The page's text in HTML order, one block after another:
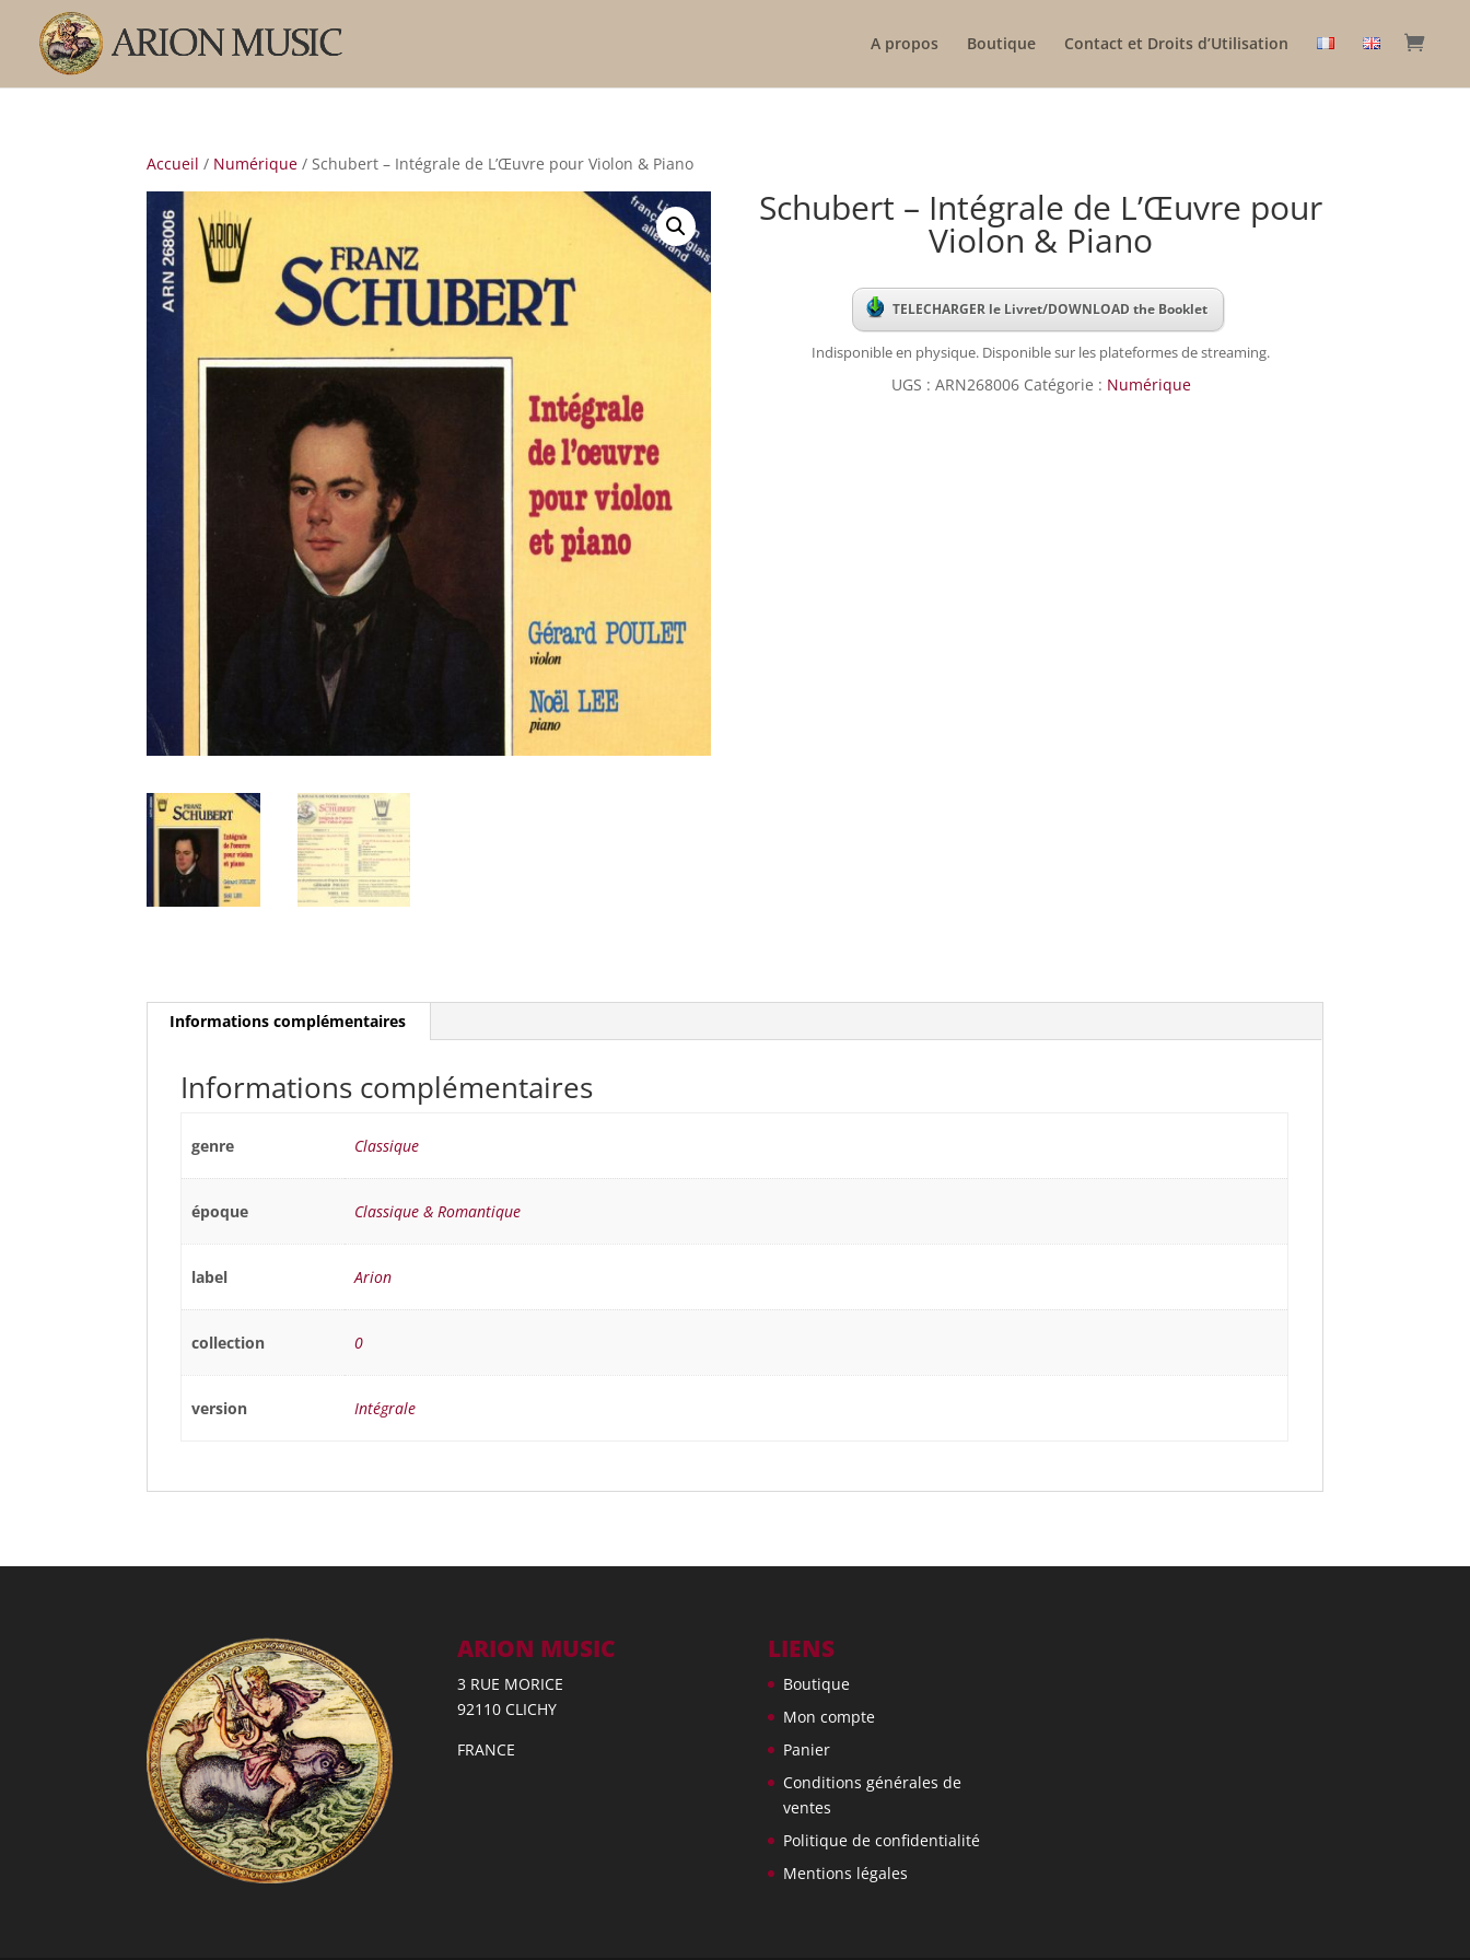
A propos Boutique Contact et Droits d’Utilisation
Accueil / Numérique / Schubert – Intégrale de L’Œuvre pour Violon & Piano
Schubert – Intégrale de L’Œuvre pour
Violon & Piano
TELECHARGER le Livret/DOWNLOAD the Booklet
Indisponible en physique. Disponible sur les plateformes de streaming.
UGS : ARN268006 Catégorie : Numérique
Informations complémentaires
Informations complémentaires
genre Classique
époque Classique & Romantique
label Arion
collection 0
version Intégrale
ARION MUSIC
3 RUE MORICE
92110 CLICHY
FRANCE
LIENS
Boutique
Mon compte
Panier
Conditions générales de
ventes
Politique de confidentialité
Mentions légales